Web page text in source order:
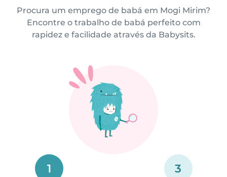
Procura um emprego de babá em Mogi Mirim?
Encontre o trabalho de babá perfeito com
rapidez e facilidade através da Babysits.
1 3